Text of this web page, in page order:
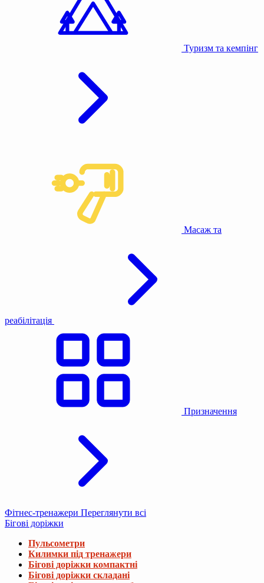
Туризм та кемпінг
Масаж та
реабілітація
Призначення
Фітнес-тренажери Переглянути всі
Бігові доріжки
Пульсометри
Килимки під тренажери
Бігові доріжки компактні
Бігові доріжки складані